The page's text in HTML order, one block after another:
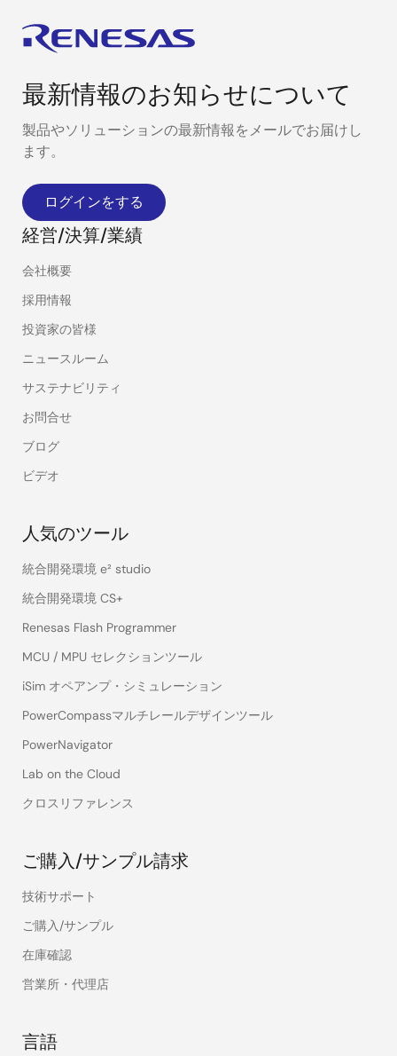
最新情報のお知らせについて
製品やソリューションの最新情報をメールでお届けし
ます。
ログインをする
経営/決算/業績
会社概要
採用情報
投資家の皆様
ニュースルーム
サステナビリティ
お問合せ
ブログ
ビデオ
人気のツール
統合開発環境 e² studio
統合開発環境 CS+
Renesas Flash Programmer
MCU / MPU セレクションツール
iSim オペアンプ・シミュレーション
PowerCompassマルチレールデザインツール
PowerNavigator
Lab on the Cloud
クロスリファレンス
ご購入/サンプル請求
技術サポート
ご購入/サンプル
在庫確認
営業所・代理店
言語